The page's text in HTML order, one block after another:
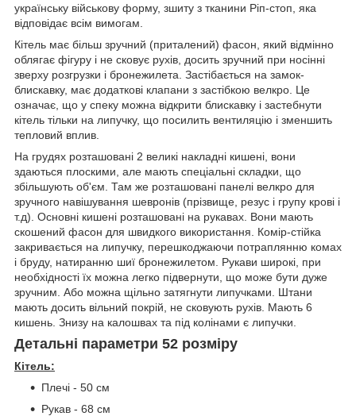
українську військову форму, зшиту з тканини Ріп-стоп, яка
відповідає всім вимогам.
Кітель має більш зручний (приталений) фасон, який відмінно
облягає фігуру і не сковує рухів, досить зручний при носінні
зверху розгрузки і бронежилета. Застібається на замок-
блискавку, має додаткові клапани з застібкою велкро. Це
означає, що у спеку можна відкрити блискавку і застебнути
кітель тільки на липучку, що посилить вентиляцію і зменшить
тепловий вплив.
На грудях розташовані 2 великі накладні кишені, вони
здаються плоскими, але мають спеціальні складки, що
збільшують об'єм. Там же розташовані панелі велкро для
зручного навішування шевронів (прізвище, резус і групу крові і
т.д). Основні кишені розташовані на рукавах. Вони мають
скошений фасон для швидкого використання. Комір-стійка
закривається на липучку, перешкоджаючи потраплянню комах
і бруду, натиранню шиї бронежилетом. Рукави широкі, при
необхідності їх можна легко підвернути, що може бути дуже
зручним. Або можна щільно затягнути липучками. Штани
мають досить вільний покрій, не сковують рухів. Мають 6
кишень. Знизу на калошвах та під колінами є липучки.
Детальні параметри 52 розміру
Кітель:
Плечі - 50 см
Рукав - 68 см